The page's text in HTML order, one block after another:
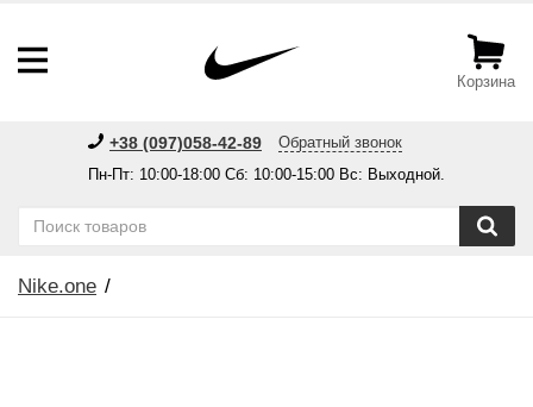
Корзина
+38 (097)058-42-89
Обратный звонок
Пн-Пт: 10:00-18:00 Сб: 10:00-15:00 Вс: Выходной.
Nike.one